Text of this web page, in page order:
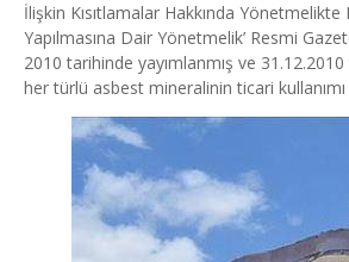
İlişkin Kısıtlamalar Hakkında Yönetmelikte
Yapılmasına Dair Yönetmelik’ Resmi
2010 tarihinde yayımlanmış ve
her türlü asbest mineralinin ticari kullanımı